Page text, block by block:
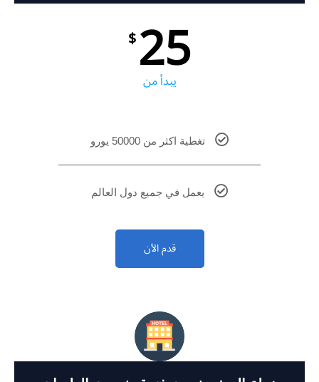
25
$
يبدأ من
تغطية اكثر من 50000 يورو
يعمل في جميع دول العالم
قدم الأن